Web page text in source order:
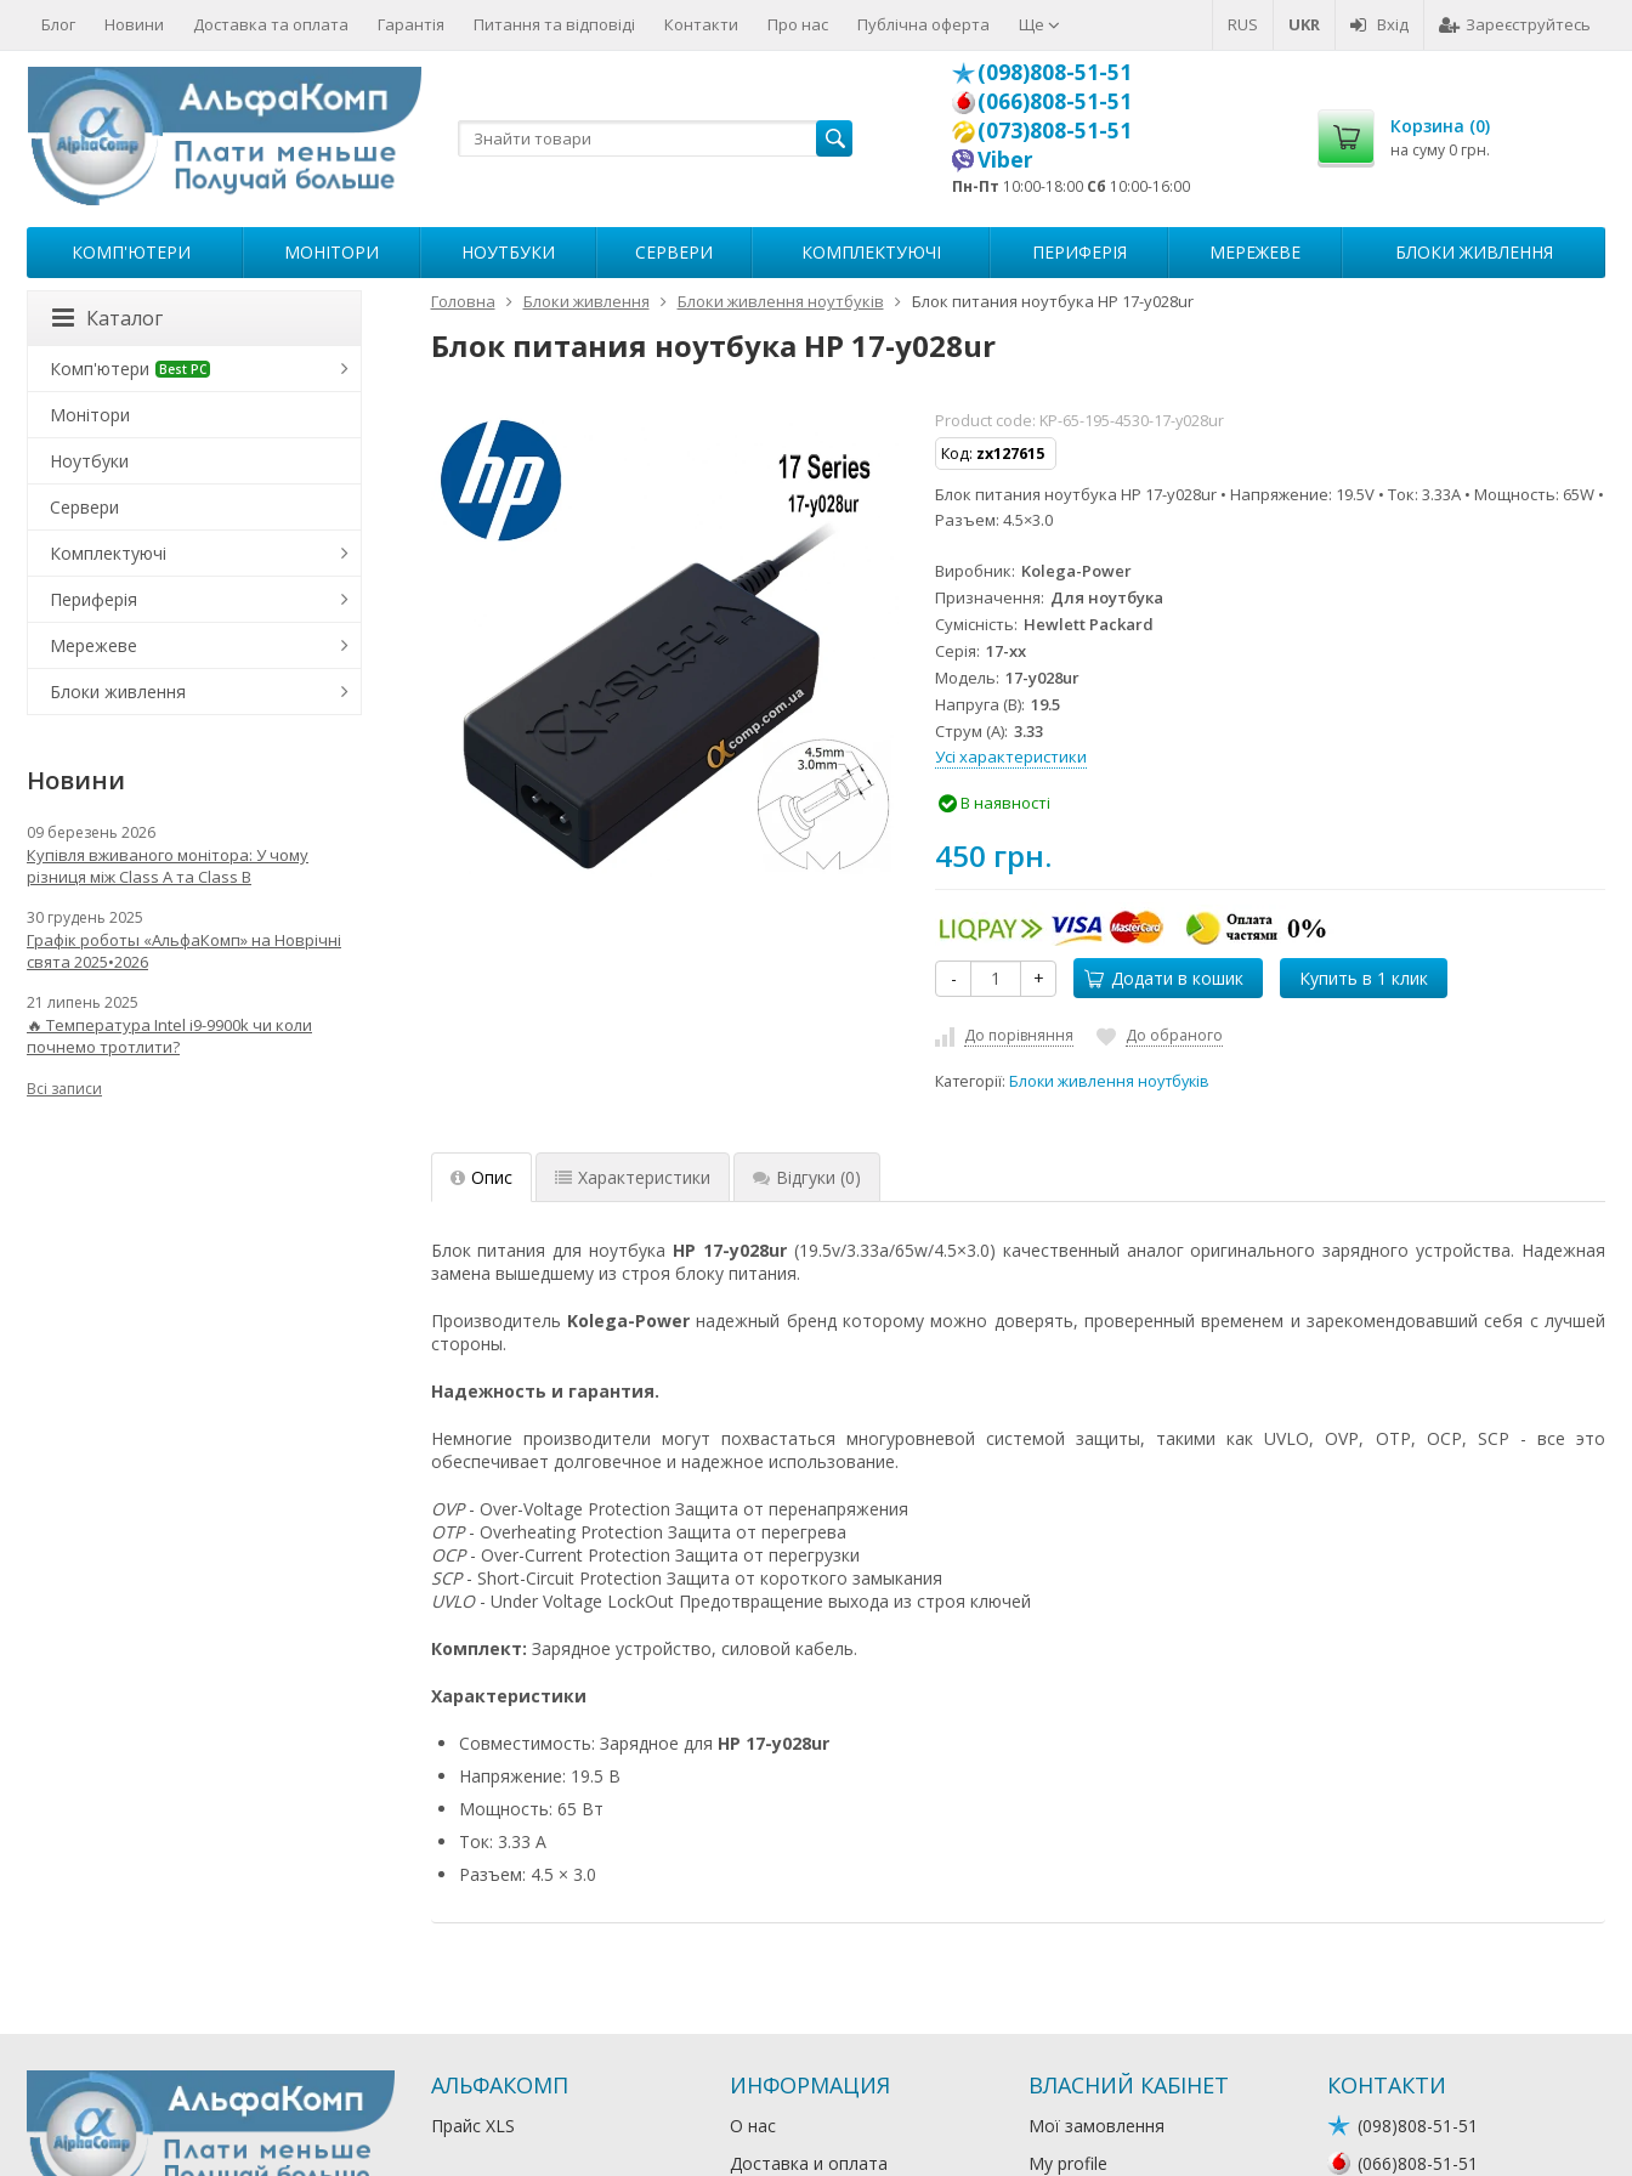
RUS UKR Вхід Зареєструйтесь
Блог Новини Доставка та оплата Гарантія Питання та відповіді Контакти Про нас Публічна оферта Ще
(098)808-51-51
(066)808-51-51
(073)808-51-51
Viber
Пн-Пт 10:00-18:00 Сб 10:00-16:00
Корзина (0)
на суму 0 грн.
КОМП'ЮТЕРИ МОНІТОРИ НОУТБУКИ СЕРВЕРИ КОМПЛЕКТУЮЧІ ПЕРИФЕРІЯ МЕРЕЖЕВЕ БЛОКИ ЖИВЛЕННЯ
Головна Блоки живлення Блоки живлення ноутбуків Блок питания ноутбука HP 17-y028ur
Блок питания ноутбука HP 17-y028ur
Product code: KP-65-195-4530-17-y028ur
Код: zx127615
Блок питания ноутбука HP 17-y028ur • Напряжение: 19.5V • Ток: 3.33A • Мощность: 65W •
Разъем: 4.5×3.0
Виробник Kolega-Power
Призначення Для ноутбука
Сумісність Hewlett Packard
Серія 17-xx
Модель 17-y028ur
Напруга (В) 19.5
Струм (А) 3.33
Усі характеристики
В наявності
450 грн.
- + Додати в кошик
До порівняння До обраного
Категорії:Блоки живлення ноутбуків
Опис Характеристики Відгуки (0)
Блок питания для ноутбука HP 17-y028ur(19.5v/3.33a/65w/4.5×3.0) качественный аналог оригинального зарядного устройства. Надежная
замена вышедшему из строя блоку питания.
Производитель Kolega-Powerнадежный бренд которому можно доверять, проверенный временем и зарекомендовавший себя с лучшей
стороны.
Надежность и гарантия.
Немногие производители могут похвастаться многуровневой системой защиты, такими как UVLO, OVP, OTP, OCP, SCP - все это
обеспечивает долговечное и надежное использование.
OVP- Over-Voltage Protection Защита от перенапряжения
OTP- Overheating Protection Защита от перегрева
OCP- Over-Current Protection Защита от перегрузки
SCP- Short-Circuit Protection Защита от короткого замыкания
UVLO- Under Voltage LockOut Предотвращение выхода из строя ключей
Комплект: Зарядное устройство, силовой кабель.
Характеристики
Совместимость: Зарядное для HP 17-y028ur
Напряжение: 19.5 В
Мощность: 65 Вт
Ток: 3.33 А
Разъем: 4.5 × 3.0
Каталог
Комп'ютери Best PC
Монітори
Ноутбуки
Сервери
Комплектуючі
Периферія
Мережеве
Блоки живлення
Новини
09 березень 2026
Купівля вживаного монітора: У чому
різниця між Class A та Class B
30 грудень 2025
Графік роботы «АльфаКомп» на Новрічні
свята 2025•2026
21 липень 2025
🔥 Температура Intel i9-9900k чи коли
почнемо тротлити?
Всі записи
АЛЬФАКОМП
Прайс XLS
ИНФОРМАЦИЯ
О нас
Доставка и оплата
ВЛАСНИЙ КАБІНЕТ
Мої замовлення
My profile
КОНТАКТИ
(098)808-51-51
(066)808-51-51